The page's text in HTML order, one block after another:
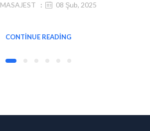
MASAJEST 08 Şub, 2025
CONTINUE READING